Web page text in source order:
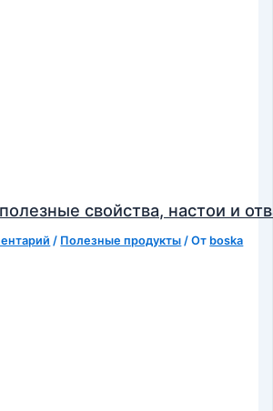
свойства, настои и
/ Полезные продукты / От boska